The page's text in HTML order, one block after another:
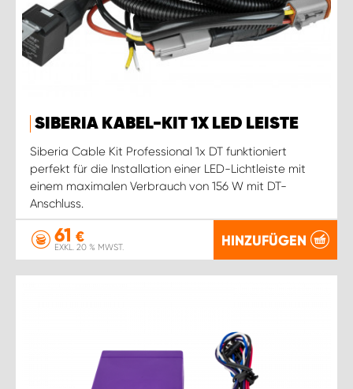
SIBERIA KABEL-KIT 1X LED LEISTE
Siberia Cable Kit Professional 1x DT funktioniert
perfekt für die Installation einer LED-Lichtleiste mit
einem maximalen Verbrauch von 156 W mit DT-
Anschluss.
61 €
EXKL. 20 % MWST. HINZUFÜGEN